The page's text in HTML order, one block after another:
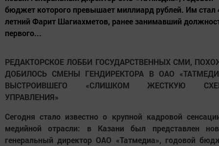
бюджет которого превышает миллиард рублей. Им стал
летний Фарит Шагиахметов, ранее занимавший
первого...
РЕДАКТОРСКОЕ ЛОББИ ГОСУДАРСТВЕННЫХ СМИ,
ДОБИЛОСЬ СМЕНЫ ГЕНДИРЕКТОРА В ОАО
ВЫСТРОИВШЕГО «СЛИШКОМ ЖЕСТКУЮ
УПРАВЛЕНИЯ»
Сегодня стало известно о крупной кадровой
медийной отрасли: в Казани был представлен
генеральный директор ОАО «Татмедиа», годовой